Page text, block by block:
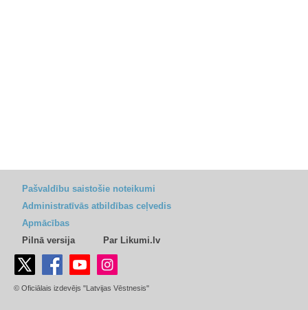
Pašvaldību saistošie noteikumi
Administratīvās atbildības ceļvedis
Apmācības
Pilnā versija
Par Likumi.lv
© Oficiālais izdevējs "Latvijas Vēstnesis"